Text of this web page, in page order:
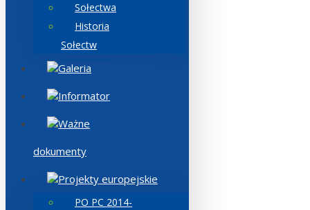
Sołectwa
Historia
Sołectw
Galeria
Informator
Ważne
dokumenty
Projekty europejskie
PO PC 2014-